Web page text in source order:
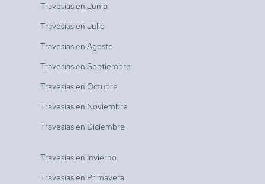
Travesías en Junio
Travesías en Julio
Travesías en Agosto
Travesías en Septiembre
Travesías en Octubre
Travesías en Noviembre
Travesías en Diciembre
Travesías en Invierno
Travesías en Primavera